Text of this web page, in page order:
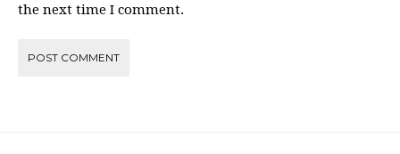
the next time I comment.